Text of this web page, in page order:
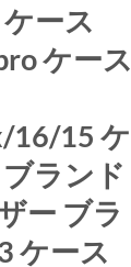
ース
ケース
16/15 ケ
ランド
ー ブラ
ケース